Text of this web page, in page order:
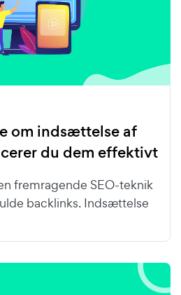
om indsættelse af
du dem effektivt
fremragende SEO-teknik
backlinks. Indsættelse